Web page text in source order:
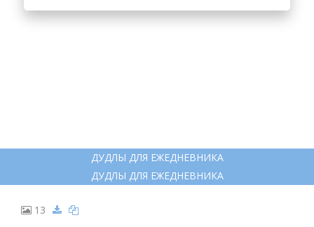
ДУДЛЫ ДЛЯ ЕЖЕДНЕВНИКА
ДУДЛЫ ДЛЯ ЕЖЕДНЕВНИКА
13